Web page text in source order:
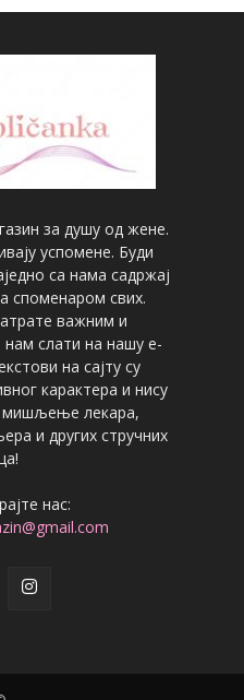
за душу од жене.
успомене. Буди
са нама садржај
споменаром свих.
важним и
слати на нашу е-
на сајту су
карактера и нису
мишљење лекара,
и других стручних
нас: